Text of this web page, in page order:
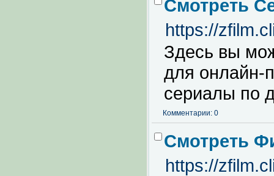
Смотреть
https://
Здесь вы
для онлайн-
сериалы по
Комментарии: 0
Смотреть
https://